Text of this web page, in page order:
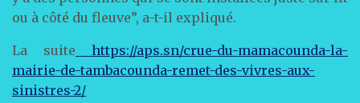
ou à côté du fleuve”, a-t-il expliqué.
La suite https://aps.sn/crue-du-mamacounda-la-
mairie-de-tambacounda-remet-des-vivres-aux-
sinistres-2/